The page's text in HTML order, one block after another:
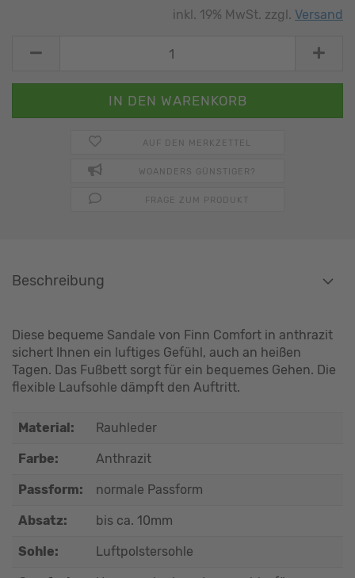
inkl. 19% MwSt. zzgl. Versand
AUF DEN MERKZETTEL
WOANDERS GÜNSTIGER?
FRAGE ZUM PRODUKT
Beschreibung
Diese bequeme Sandale von Finn Comfort in anthrazit
sichert Ihnen ein luftiges Gefühl, auch an heißen
Tagen. Das Fußbett sorgt für ein bequemes Gehen. Die
flexible Laufsohle dämpft den Auftritt.
Material: Rauhleder
Farbe: Anthrazit
Passform: normale Passform
Absatz: bis ca. 10mm
Sohle: Luftpolstersohle